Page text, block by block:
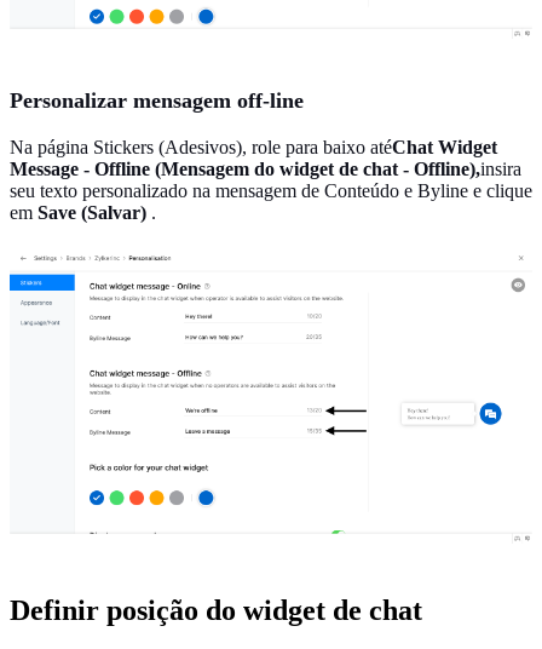
Personalizar mensagem off-line
Na página Stickers (Adesivos), role para baixo atéChat Widget
Message - Offline (Mensagem do widget de chat - Offline),insira
seu texto personalizado na mensagem de Conteúdo e Byline e clique
em Save (Salvar) .
Definir posição do widget de chat